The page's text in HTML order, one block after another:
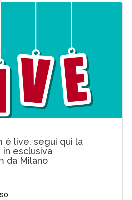
è live, segui qui la
esclusiva
da Milano